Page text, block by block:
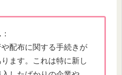
：
配布に関する手続きが
ます。これは特に新し